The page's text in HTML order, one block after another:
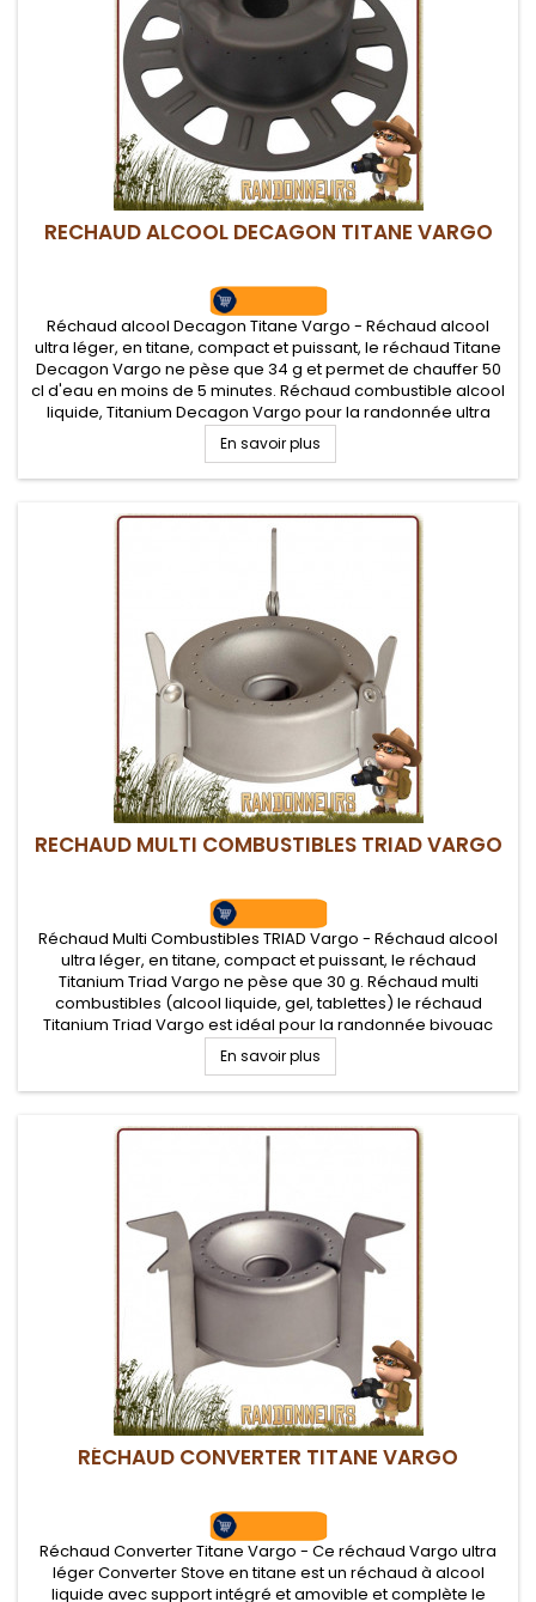
RECHAUD ALCOOL DECAGON TITANE VARGO
Réchaud alcool Decagon Titane Vargo - Réchaud alcool
ultra léger, en titane, compact et puissant, le réchaud Titane
Decagon Vargo ne pèse que 34 g et permet de chauffer 50
cl d'eau en moins de 5 minutes. Réchaud combustible alcool
liquide, Titanium Decagon Vargo pour la randonnée ultra
légère minimaliste
En savoir plus
RECHAUD MULTI COMBUSTIBLES TRIAD VARGO
Réchaud Multi Combustibles TRIAD Vargo - Réchaud alcool
ultra léger, en titane, compact et puissant, le réchaud
Titanium Triad Vargo ne pèse que 30 g. Réchaud multi
combustibles (alcool liquide, gel, tablettes) le réchaud
Titanium Triad Vargo est idéal pour la randonnée bivouac
ultra léger
En savoir plus
RÉCHAUD CONVERTER TITANE VARGO
Réchaud Converter Titane Vargo - Ce réchaud Vargo ultra
léger Converter Stove en titane est un réchaud à alcool
liquide avec support intégré et amovible et complète le